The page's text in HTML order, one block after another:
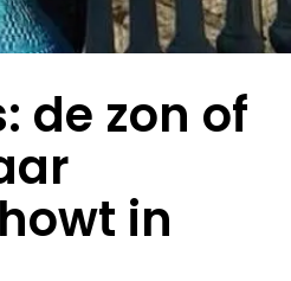
de zon of
in